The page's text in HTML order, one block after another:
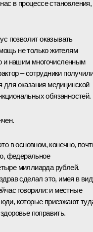
в процессе становления,
позволит оказывать
не только жителям
и нашим многочисленным
– сотрудники
оказания медицинской
обязанностей.
в основном, конечно,
федеральное
миллиарда рублей.
сделал это, имея в
говорили: и местные
которые приезжают
поправить.